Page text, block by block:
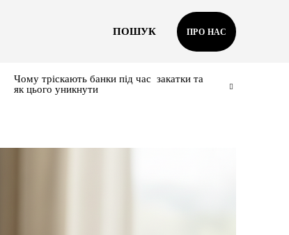
ПОШУК ПРО НАС
Чому тріскають банки під час закатки та
як цього уникнути